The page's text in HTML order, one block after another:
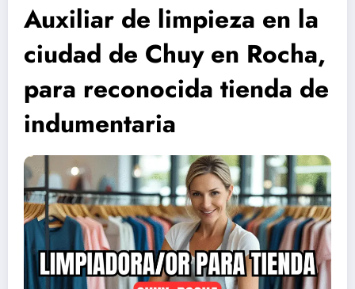
Auxiliar de limpieza en la
ciudad de Chuy en Rocha,
para reconocida tienda de
indumentaria